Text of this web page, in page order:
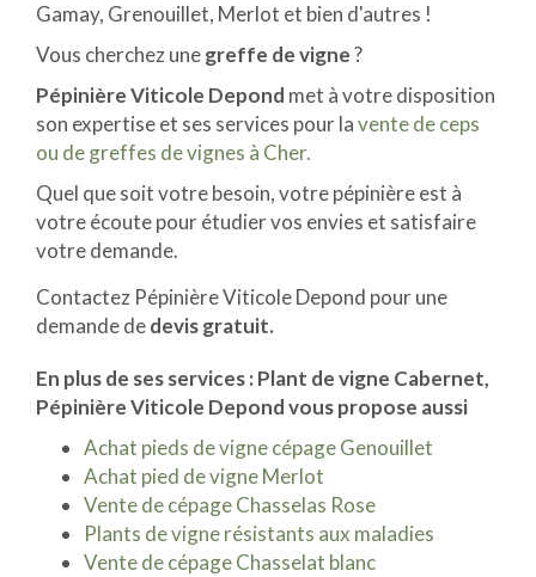
Gamay, Grenouillet, Merlot et bien d'autres !
Vous cherchez unegreffe de vigne?
Pépinière Viticole Depond met à votre disposition
son expertise et ses services pour lavente de ceps
ou de greffes de vignes à Cher.
Quel que soit votre besoin, votre pépinière est à
votre écoute pour étudier vos envies et satisfaire
votre demande.
Contactez Pépinière Viticole Depond pour une
demande dedevis gratuit.
En plus de ses services : Plant de vigne Cabernet,
Pépinière Viticole Depond vous propose aussi
Achat pieds de vigne cépage Genouillet
Achat pied de vigne Merlot
Vente de cépage Chasselas Rose
Plants de vigne résistants aux maladies
Vente de cépage Chasselat blanc